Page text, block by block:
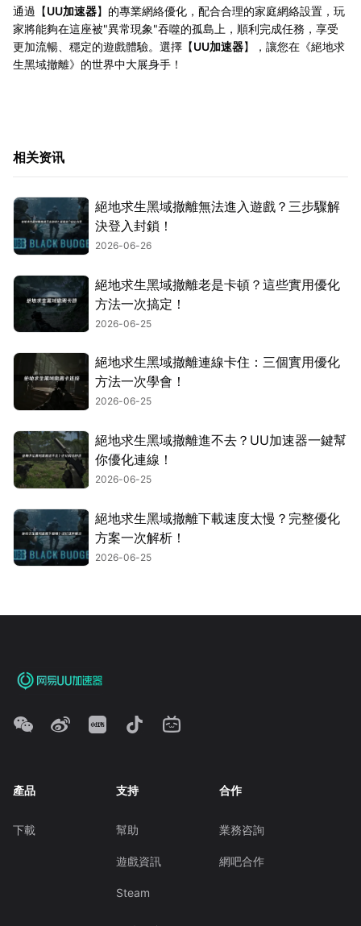
通過【UU加速器】的專業網絡優化，配合合理的家庭網絡設置，玩
家將能夠在這座被"異常現象"吞噬的孤島上，順利完成任務，享受
更加流暢、穩定的遊戲體驗。選擇【UU加速器】，讓您在《絕地求
生黑域撤離》的世界中大展身手！
相关资讯
絕地求生黑域撤離無法進入遊戲？三步驟解
決登入封鎖！
2026-06-26
絕地求生黑域撤離老是卡頓？這些實用優化
方法一次搞定！
2026-06-25
絕地求生黑域撤離連線卡住：三個實用優化
方法一次學會！
2026-06-25
絕地求生黑域撤離進不去？UU加速器一鍵幫
你優化連線！
2026-06-25
絕地求生黑域撤離下載速度太慢？完整優化
方案一次解析！
2026-06-25
產品
下載
支持
幫助
遊戲資訊
Steam
合作
業務咨詢
網吧合作